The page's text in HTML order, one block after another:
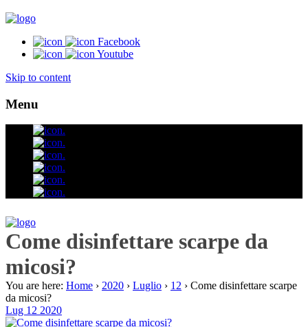
Facebook
Youtube
Skip to content
Menu
.
.
.
.
.
.
Come disinfettare scarpe da
micosi?
You are here: Home › 2020 › Luglio › 12 › Come disinfettare scarpe
da micosi?
Lug 12 2020